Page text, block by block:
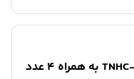
شارژر باتری توشیبا مدل TNHC-VE 64MC به همراه 4 عدد